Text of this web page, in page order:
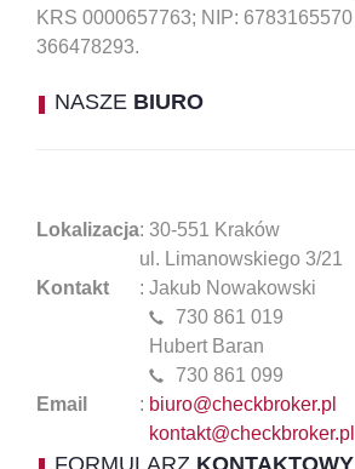
KRS 0000657763; NIP:
366478293.
NASZE BIURO
Lokalizacja: 30-551 Kraków
ul. Limanowskiego 3/21
Kontakt
: Jakub Nowakowski
730 861 019
Hubert Baran
730 861 099
Email
: biuro@checkbroker.pl
kontakt@checkbroker.pl
FORMULARZ KONTAKTOWY